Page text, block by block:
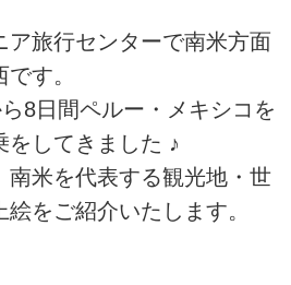
ア旅行センターで南米方面
す。
8日間ペルー・メキシコを
をしてきました ♪
南米を代表する観光地・世
をご紹介いたします。